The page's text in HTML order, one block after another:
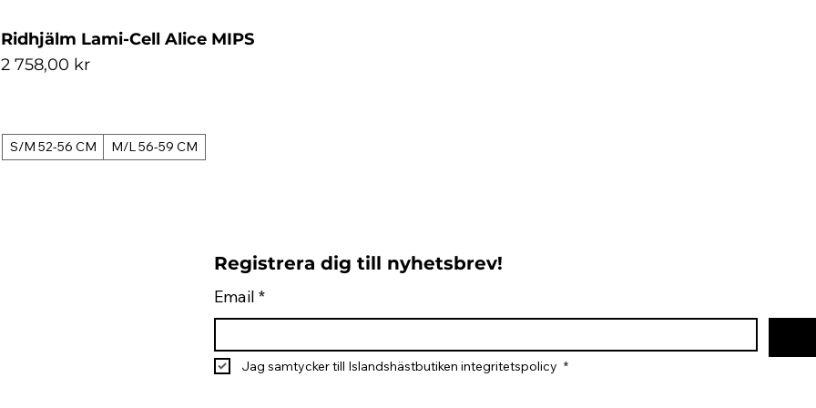
Ridhjälm Lami-Cell Alice MIPS
Pris
2 758,00 kr
S/M 52-56 CM M/L 56-59 CM
Registrera dig till nyhetsbrev!
Email *
Jag samtycker till Islandshästbutiken integritetspolicy *